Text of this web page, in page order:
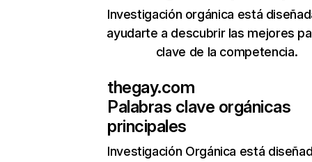
Investigación orgánica está
ayudarte a descubrir las mejores
clave de la competencia.
thegay.com
Palabras clave orgánicas
principales
Investigación Orgánica está